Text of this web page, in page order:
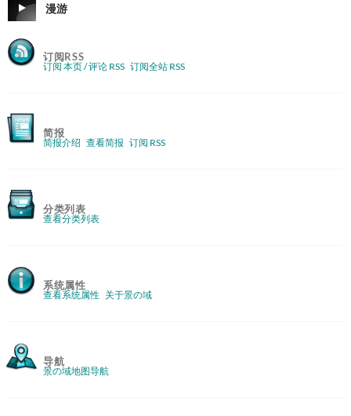
漫游
订阅RSS
订阅 本页 / 评论 RSS 订阅全站 RSS
简报
简报介绍 查看简报 订阅 RSS
分类列表
查看分类列表
系统属性
查看系统属性 关于景の域
导航
景の域地图导航